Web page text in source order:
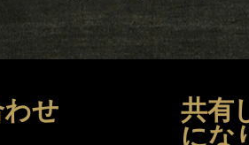
せ 共有
にな